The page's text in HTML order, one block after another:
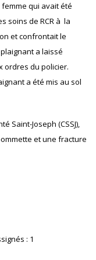
qui avait été
soins de RCR à la
et confrontait le
a laissé
ordres du policier.
a été mis au sol
Saint-Joseph (CSSJ),
et une fracture
: 1